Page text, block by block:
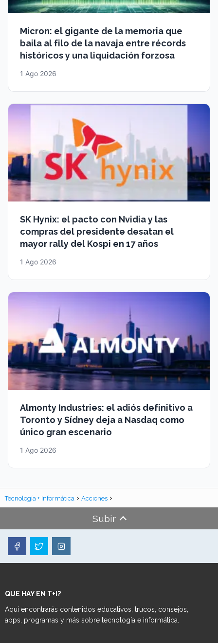
Micron: el gigante de la memoria que
baila al filo de la navaja entre récords
históricos y una liquidación forzosa
1 Ago 2026
SK Hynix: el pacto con Nvidia y las
compras del presidente desatan el
mayor rally del Kospi en 17 años
1 Ago 2026
Almonty Industries: el adiós definitivo a
Toronto y Sídney deja a Nasdaq como
único gran escenario
1 Ago 2026
Tecnología + Informática Acciones
Subir
QUE HAY EN T+I?
Aquí encontrarás contenidos educativos, trucos, consejos,
apps, programas y más sobre tecnología e informática.